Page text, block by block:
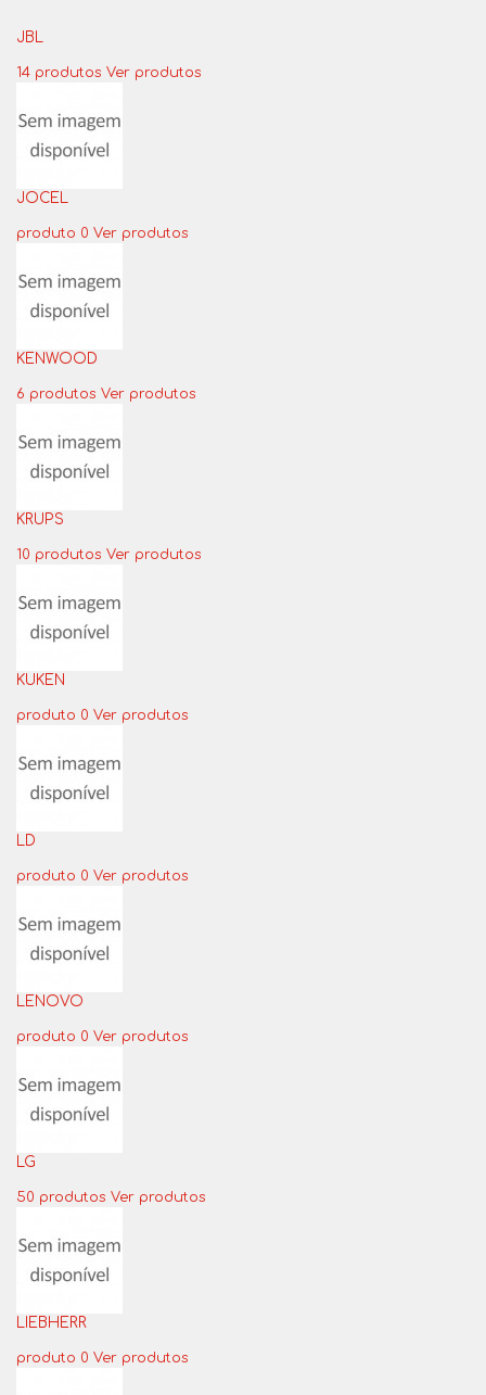
JBL
14 produtos Ver produtos
JOCEL
produto 0 Ver produtos
KENWOOD
6 produtos Ver produtos
KRUPS
10 produtos Ver produtos
KUKEN
produto 0 Ver produtos
LD
produto 0 Ver produtos
LENOVO
produto 0 Ver produtos
LG
50 produtos Ver produtos
LIEBHERR
produto 0 Ver produtos